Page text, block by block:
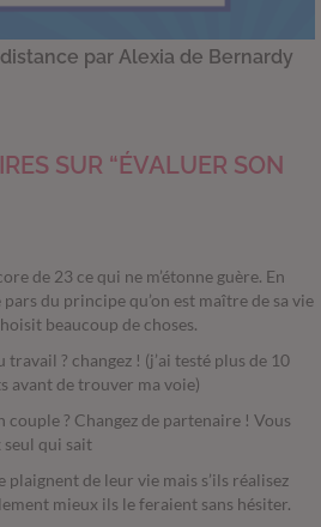
par Alexia de Bernardy
SUR “ÉVALUER SON
de 23 ce qui ne m’étonne guère. En
du principe qu’on est maître de sa vie
beaucoup de choses.
travail ? changez ! (j’ai testé plus de 10
avant de trouver ma voie)
couple ? Changez de partenaire ! Vous
seul qui sait
plaignent de leur vie mais s’ils réalisez
mieux ils le feraient sans hésiter.